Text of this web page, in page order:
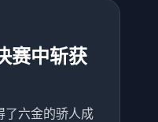
赛中斩获
了六金的骄人成